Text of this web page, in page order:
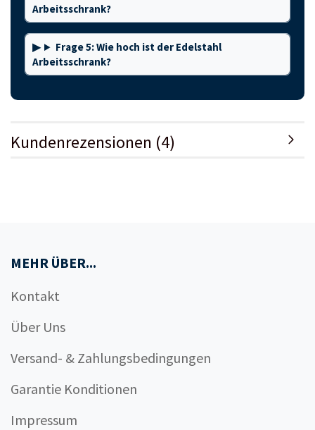
Arbeitsschrank?
Frage 5: Wie hoch ist der Edelstahl
Arbeitsschrank?
Kundenrezensionen (4)
MEHR ÜBER...
Kontakt
Über Uns
Versand- & Zahlungsbedingungen
Garantie Konditionen
Impressum